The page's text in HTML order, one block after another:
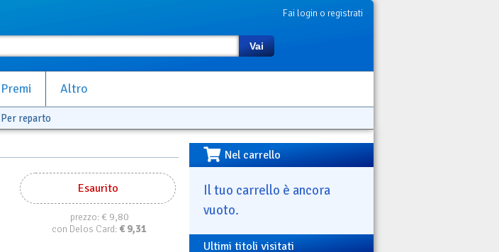
Fai login o registrati
Vai
Premi Altro
Per reparto
Esaurito
prezzo:€ 9,80
con Delos Card: € 9,31
Nel carrello
Il tuo carrello è ancora
vuoto.
Ultimi titoli visitati